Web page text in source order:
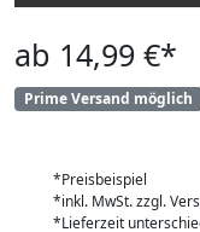
ab 14,99 €*
Prime Versand möglich
*Preisbeispiel
*inkl. MwSt. zzgl.
*Lieferzeit